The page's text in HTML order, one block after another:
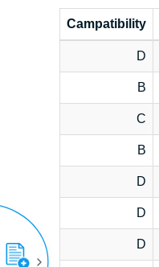
Campatibility
D
B
C
B
D
D
D